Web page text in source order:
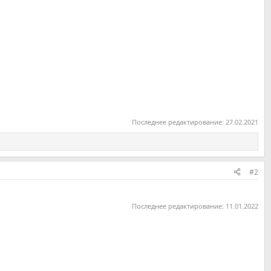
Последнее редактирование: 27.02.2021
#2
Последнее редактирование: 11.01.2022